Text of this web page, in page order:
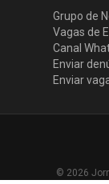
Grupo de
Vagas de
Canal
Enviar
Enviar
© 2026